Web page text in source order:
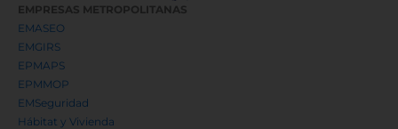
EMPRESAS METROPOLITANAS
EMASEO
EMGIRS
EPMAPS
EPMMOP
EMSeguridad
Hábitat y Vivienda